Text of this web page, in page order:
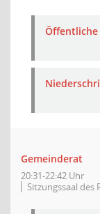
Gemeinderat
20:31-22:42 Uhr
Sitzungssaal des